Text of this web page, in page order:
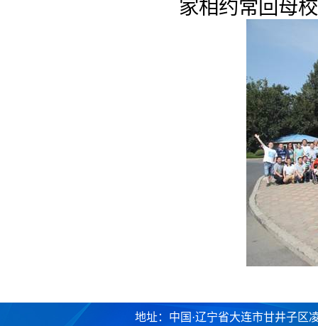
家相约常回母
地址：中国·辽宁省大连市甘井子区